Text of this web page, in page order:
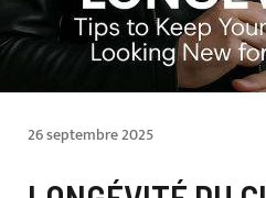
26 septembre 2025